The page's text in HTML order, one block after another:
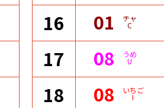
16 01 チャ
C
17 08 うめ
U
18 08 いちご
I